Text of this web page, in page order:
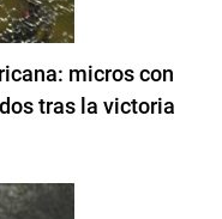
micros con
tras la victoria